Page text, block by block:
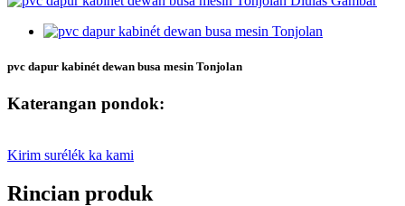
pvc dapur kabinét dewan busa mesin Tonjolan
Katerangan pondok:
Kirim surélék ka kami
Rincian produk